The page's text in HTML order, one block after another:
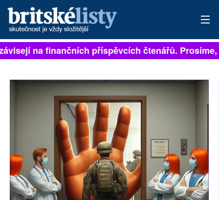
PŘIHLÁSIT
NEJČTENĚJŠÍ ZA 7 DNÍ
AUTOŘI
na finančních příspěvcích čtenářů. Prosíme,